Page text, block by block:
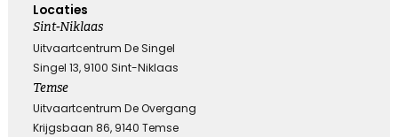
Locaties
Sint-Niklaas
Uitvaartcentrum De Singel
Singel 13, 9100 Sint-Niklaas
Temse
Uitvaartcentrum De Overgang
Krijgsbaan 86, 9140 Temse